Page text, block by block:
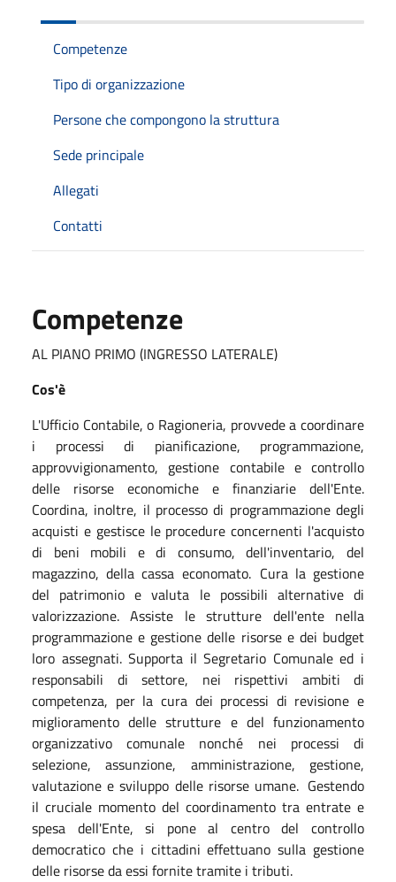
Competenze
Tipo di organizzazione
Persone che compongono la struttura
Sede principale
Allegati
Contatti
Competenze
AL PIANO PRIMO (INGRESSO LATERALE)
Cos'è
L'Ufficio Contabile, o Ragioneria, provvede a coordinare
i processi di pianificazione, programmazione,
approvvigionamento, gestione contabile e controllo
delle risorse economiche e finanziarie dell'Ente.
Coordina, inoltre, il processo di programmazione degli
acquisti e gestisce le procedure concernenti l'acquisto
di beni mobili e di consumo, dell'inventario, del
magazzino, della cassa economato. Cura la gestione
del patrimonio e valuta le possibili alternative di
valorizzazione. Assiste le strutture dell'ente nella
programmazione e gestione delle risorse e dei budget
loro assegnati. Supporta il Segretario Comunale ed i
responsabili di settore, nei rispettivi ambiti di
competenza, per la cura dei processi di revisione e
miglioramento delle strutture e del funzionamento
organizzativo comunale nonché nei processi di
selezione, assunzione, amministrazione, gestione,
valutazione e sviluppo delle risorse umane. Gestendo
il cruciale momento del coordinamento tra entrate e
spesa dell'Ente, si pone al centro del controllo
democratico che i cittadini effettuano sulla gestione
delle risorse da essi fornite tramite i tributi.